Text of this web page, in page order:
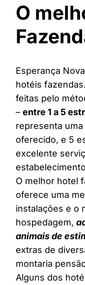
O
Esperança
hotéis
feitas pelo
– entre 1 a 5
representa
oferecido, e 5
excelente
O melhor hotel
oferece uma
instalações e o
hospedagem,
animais de
extras de
montaria
Alguns dos